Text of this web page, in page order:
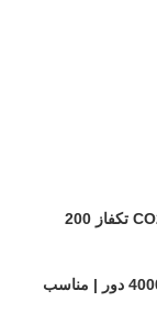
دستگاه جوش MIG200S | اینورتر CO2 تکفاز 200
فن 12x12x25 پرسرعت 24 ولت 4000 دور | مناسب